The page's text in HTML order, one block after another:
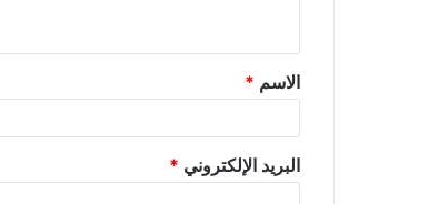
الاسم *
البريد الإلكتروني *